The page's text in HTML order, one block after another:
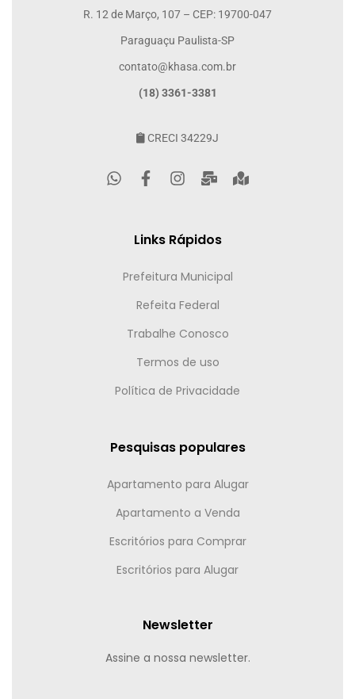
R. 12 de Março, 107 – CEP: 19700-047
Paraguaçu Paulista-SP
contato@khasa.com.br
(18) 3361-3381
CRECI 34229J
Links Rápidos
Prefeitura Municipal
Refeita Federal
Trabalhe Conosco
Termos de uso
Política de Privacidade
Pesquisas populares
Apartamento para Alugar
Apartamento a Venda
Escritórios para Comprar
Escritórios para Alugar
Newsletter
Assine a nossa newsletter.